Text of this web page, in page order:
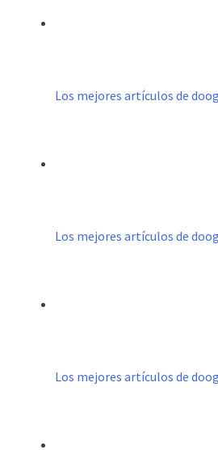
Los mejores artículos de
Los mejores artículos de
Los mejores artículos de